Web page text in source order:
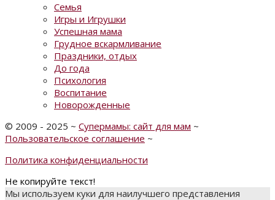
Семья
Игры и Игрушки
Успешная мама
Грудное вскармливание
Праздники, отдых
До года
Психология
Воспитание
Новорожденные
© 2009 - 2025 ~ Супермамы: сайт для мам ~
Пользовательское соглашение ~
Политика конфиденциальности
Не копируйте текст!
Мы используем куки для наилучшего представления